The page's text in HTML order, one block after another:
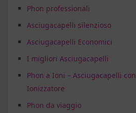
Phon professionali
Asciugacapelli silenzioso
Asciugacapelli Economici
I migliori Asciugacapelli
Phon a Ioni – Asciugacapelli con
Ionizzatore
Phon da viaggio